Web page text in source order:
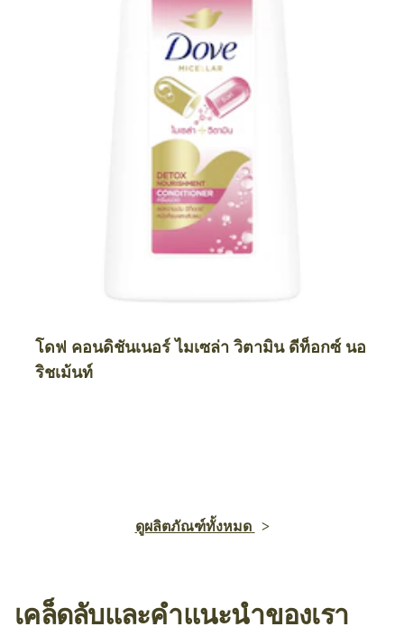
โดฟ คอนดิชันเนอร์ ไมเซล่า วิตามิน ดีท็อกซ์ นอ
ริชเม้นท์
ดูผลิตภัณฑ์ทั้งหมด
เคล็ดลับและคำแนะนำของเรา